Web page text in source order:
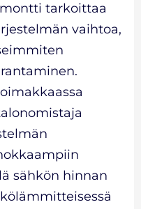
tarkoittaa
vaihtoa,
sähkön hinnan